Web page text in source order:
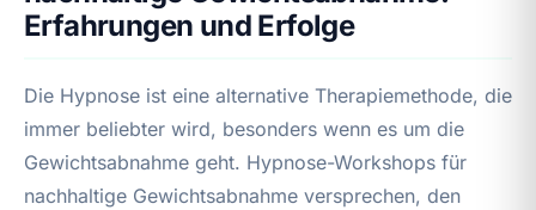
Erfahrungen und Erfolge
Die Hypnose ist eine alternative Therapiemethode, die
immer beliebter wird, besonders wenn es um die
Gewichtsabnahme geht. Hypnose-Workshops für
nachhaltige Gewichtsabnahme versprechen, den